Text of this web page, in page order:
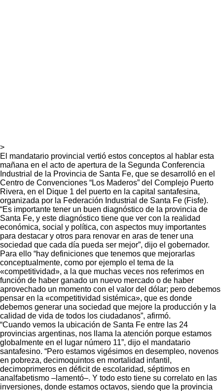
>
El mandatario provincial vertió estos conceptos al hablar esta
mañana en el acto de apertura de la Segunda Conferencia
Industrial de la Provincia de Santa Fe, que se desarrolló en el
Centro de Convenciones “Los Maderos” del Complejo Puerto
Rivera, en el Dique 1 del puerto en la capital santafesina,
organizada por la Federación Industrial de Santa Fe (Fisfe).
“Es importante tener un buen diagnóstico de la provincia de
Santa Fe, y este diagnóstico tiene que ver con la realidad
económica, social y política, con aspectos muy importantes
para destacar y otros para renovar en aras de tener una
sociedad que cada día pueda ser mejor”, dijo el gobernador.
Para ello “hay definiciones que tenemos que mejorarlas
conceptualmente, como por ejemplo el tema de la
«competitividad», a la que muchas veces nos referimos en
función de haber ganado un nuevo mercado o de haber
aprovechado un momento con el valor del dólar; pero debemos
pensar en la «competitividad sistémica», que es donde
debemos generar una sociedad que mejore la producción y la
calidad de vida de todos los ciudadanos”, afirmó.
“Cuando vemos la ubicación de Santa Fe entre las 24
provincias argentinas, nos llama la atención porque estamos
globalmente en el lugar número 11”, dijo el mandatario
santafesino. “Pero estamos vigésimos en desempleo, novenos
en pobreza, decimoquintos en mortalidad infantil,
decimoprimeros en déficit de escolaridad, séptimos en
analfabetismo –lamentó–. Y todo esto tiene su correlato en las
inversiones, donde estamos octavos, siendo que la provincia